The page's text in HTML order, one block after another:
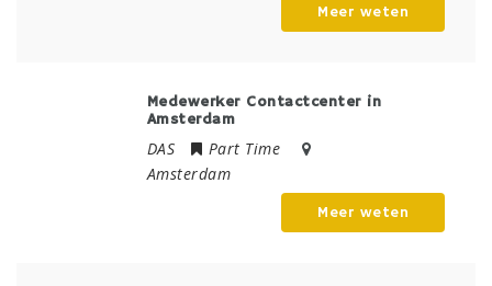
Meer weten
Medewerker Contactcenter in
Amsterdam
DAS
Part Time
Amsterdam
Meer weten